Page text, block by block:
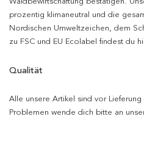
prozentig klimaneutral und die
Nordischen Umweltzeichen, dem
zu FSC und EU Ecolabel findest du
Qualität
Alle unsere Artikel sind vor
Problemen wende dich bitte an